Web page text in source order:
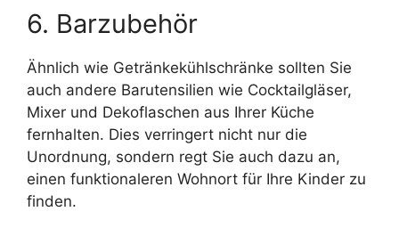
6. Barzubehör
Ähnlich wie Getränkekühlschränke sollten Sie
auch andere Barutensilien wie Cocktailgläser,
Mixer und Dekoflaschen aus Ihrer Küche
fernhalten. Dies verringert nicht nur die
Unordnung, sondern regt Sie auch dazu an,
einen funktionaleren Wohnort für Ihre Kinder zu
finden.